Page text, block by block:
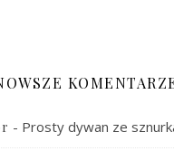
- Prosty dywan ze